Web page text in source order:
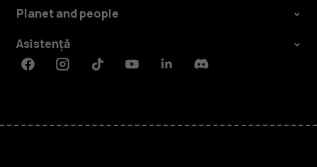
Planet and people
Asistență
FacebookInstagramTiktokYoutubeLinkedinDiscord